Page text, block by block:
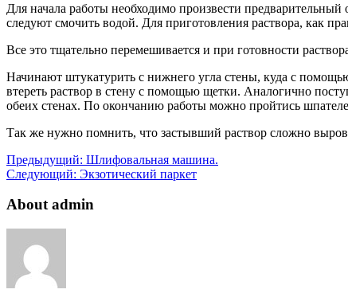
Для начала работы необходимо произвести
следуют смочить водой. Для приготовления раствора, как
Все это тщательно перемешивается и при готовности
Начинают штукатурить с нижнего угла стены, куда с
втереть раствор в стену с помощью щетки. Аналогично
обеих стенах. По окончанию работы можно пройтись
Так же нужно помнить, что застывший раствор сложно
Предыдущий: Шлифовальная машина.
Следующий: Экзотический паркет
About admin